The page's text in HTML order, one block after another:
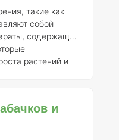
такие как
собой
содержащие
растений и
собой
и